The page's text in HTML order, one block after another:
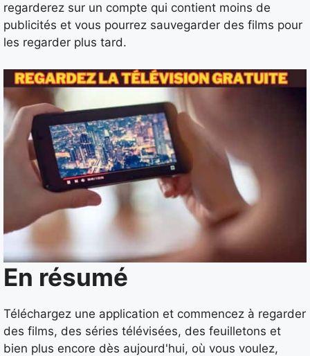
regarderez sur un compte qui contient moins de
publicités et vous pourrez sauvegarder des films pour
les regarder plus tard.
En résumé
Téléchargez une application et commencez à regarder
des films, des séries télévisées, des feuilletons et
bien plus encore dès aujourd'hui, où vous voulez,